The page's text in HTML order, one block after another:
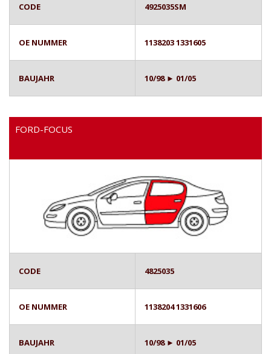
CODE 4925035SM
OE NUMMER 1138203 1331605
BAUJAHR 10/98 ► 01/05
FORD-FOCUS
CODE 4825035
OE NUMMER 1138204 1331606
BAUJAHR 10/98 ► 01/05